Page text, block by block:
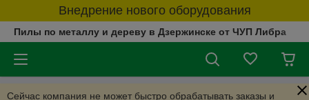
Внедрение нового оборудования
Пилы по металлу и дереву в Дзержинске от ЧУП Либра
Сейчас компания не может быстро обрабатывать заказы и